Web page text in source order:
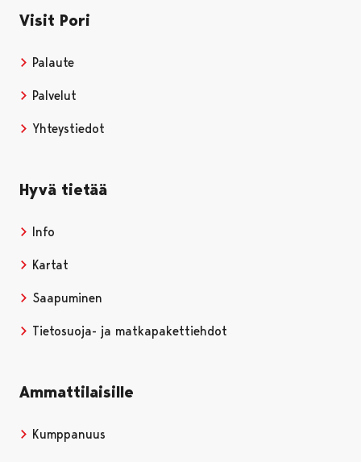
Visit Pori
Palaute
Palvelut
Yhteystiedot
Hyvä tietää
Info
Kartat
Saapuminen
Tietosuoja- ja matkapakettiehdot
Ammattilaisille
Kumppanuus